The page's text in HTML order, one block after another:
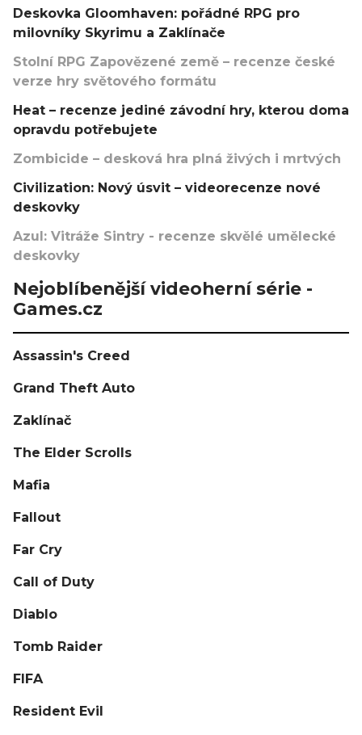
Deskovka Gloomhaven: pořádné RPG pro
milovníky Skyrimu a Zaklínače
Stolní RPG Zapovězené země – recenze české
verze hry světového formátu
Heat – recenze jediné závodní hry, kterou doma
opravdu potřebujete
Zombicide – desková hra plná živých i mrtvých
Civilization: Nový úsvit – videorecenze nové
deskovky
Azul: Vitráže Sintry - recenze skvělé umělecké
deskovky
Nejoblíbenější videoherní série -
Games.cz
Assassin's Creed
Grand Theft Auto
Zaklínač
The Elder Scrolls
Mafia
Fallout
Far Cry
Call of Duty
Diablo
Tomb Raider
FIFA
Resident Evil